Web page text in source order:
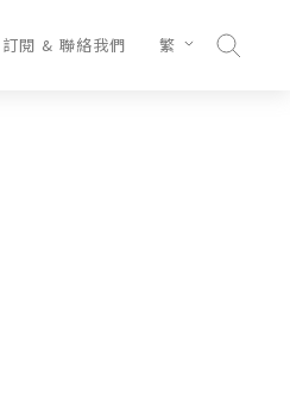
訂閱 & 聯絡我們 繁